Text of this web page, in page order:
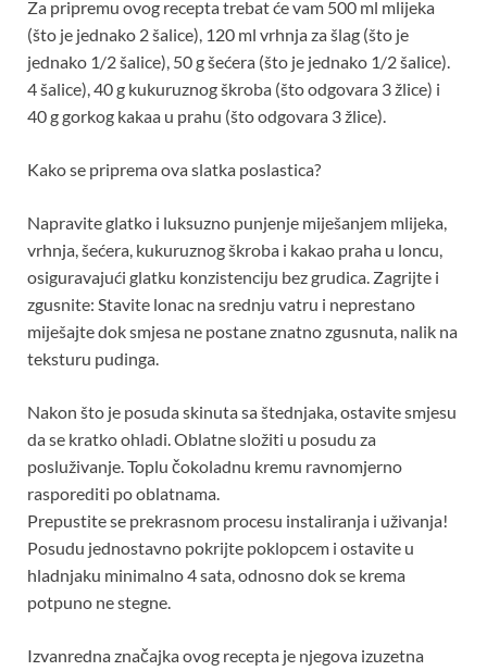
Za pripremu ovog recepta trebat će vam 500 ml mlijeka
(što je jednako 2 šalice), 120 ml vrhnja za šlag (što je
jednako 1/2 šalice), 50 g šećera (što je jednako 1/2 šalice).
4 šalice), 40 g kukuruznog škroba (što odgovara 3 žlice) i
40 g gorkog kakaa u prahu (što odgovara 3 žlice).
Kako se priprema ova slatka poslastica?
Napravite glatko i luksuzno punjenje miješanjem mlijeka,
vrhnja, šećera, kukuruznog škroba i kakao praha u loncu,
osiguravajući glatku konzistenciju bez grudica. Zagrijte i
zgusnite: Stavite lonac na srednju vatru i neprestano
miješajte dok smjesa ne postane znatno zgusnuta, nalik na
teksturu pudinga.
Nakon što je posuda skinuta sa štednjaka, ostavite smjesu
da se kratko ohladi. Oblatne složiti u posudu za
posluživanje. Toplu čokoladnu kremu ravnomjerno
rasporediti po oblatnama.
Prepustite se prekrasnom procesu instaliranja i uživanja!
Posudu jednostavno pokrijte poklopcem i ostavite u
hladnjaku minimalno 4 sata, odnosno dok se krema
potpuno ne stegne.
Izvanredna značajka ovog recepta je njegova izuzetna